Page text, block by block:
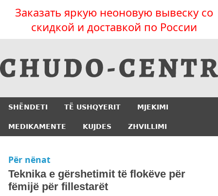
Заказать яркую неоновую вывеску со
скидкой и доставкой по России
SHËNDETI TË USHQYERIT MJEKIMI
MEDIKAMENTE KUJDES ZHVILLIMI
Për nënat
Teknika e gërshetimit të flokëve për
fëmijë për fillestarët